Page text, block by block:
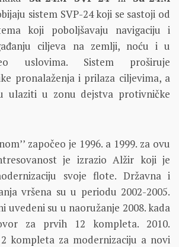
sistem SVP-24 koji se sastoji od
koji poboljšavaju navigaciju i
ciljeva na zemlji, noću i u
uslovima. Sistem proširuje
pronalaženja i prilaza ciljevima, a
ulaziti u zonu dejstva protivničke
započeo je 1996. a 1999. za ovu
je izrazio Alžir koji je
svoje flote. Državna i
vršena su u periodu 2002-2005.
uvedeni su u naoružanje 2008. kada
za prvih 12 kompleta. 2010.
kompleta za modernizaciju a novi